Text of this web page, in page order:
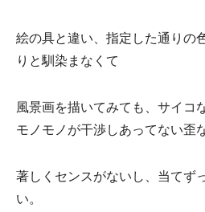
絵の具と違い、指定した通りの
りと馴染まなくて
風景画を描いてみても、サイコ
モノモノが干渉しあってない歪
著しくセンスがないし、当てず
い。